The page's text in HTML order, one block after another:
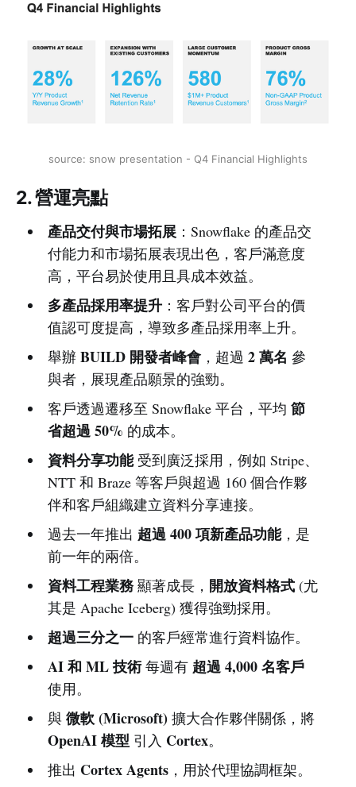
source: snow presentation - Q4 Financial Highlights
2. 營運亮點
產品交付與市場拓展：Snowflake 的產品交
付能力和市場拓展表現出色，客戶滿意度
高，平台易於使用且具成本效益。
多產品採用率提升：客戶對公司平台的價
值認可度提高，導致多產品採用率上升。
舉辦 BUILD 開發者峰會，超過 2 萬名 參
與者，展現產品願景的強勁。
客戶透過遷移至 Snowflake 平台，平均 節
省超過 50% 的成本。
資料分享功能受到廣泛採用，例如 Stripe、
NTT 和 Braze 等客戶與超過 160 個合作夥
伴和客戶組織建立資料分享連接。
過去一年推出 超過 400 項新產品功能，是
前一年的兩倍。
資料工程業務顯著成長， 開放資料格式(尤
其是 Apache Iceberg) 獲得強勁採用。
超過三分之一的客戶經常進行資料協作。
AI 和 ML 技術每週有 超過 4,000 名客戶
使用。
與 微軟 (Microsoft)擴大合作夥伴關係，將
OpenAI 模型 引入 Cortex。
推出 Cortex Agents，用於代理協調框架。